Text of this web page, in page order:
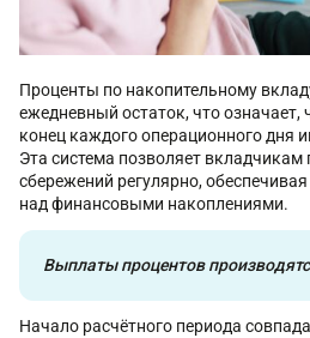
Проценты по накопительному
ежедневный остаток, что означает,
конец каждого операционного дня
Эта система позволяет вкладчикам
сбережений регулярно,
над финансовыми накоплениями.
Выплаты процентов
Начало расчётного периода